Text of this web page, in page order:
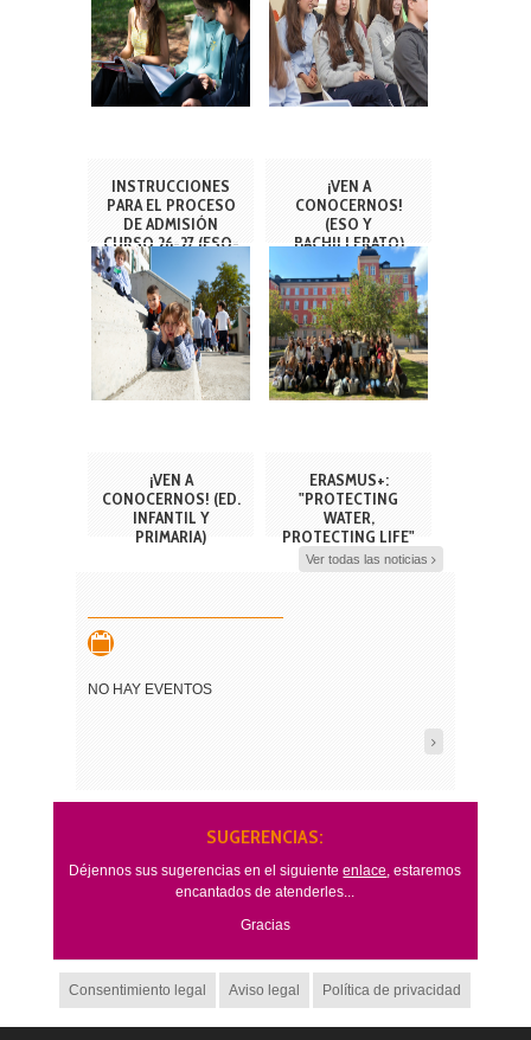
INSTRUCCIONES
PARA EL PROCESO
DE ADMISIÓN
CURSO 26-27 (ESO-
BACHILLERATO)
¡VEN A
CONOCERNOS!
(ESO Y
BACHILLERATO)
¡VEN A
CONOCERNOS! (ED.
INFANTIL Y
PRIMARIA)
ERASMUS+:
"PROTECTING
WATER,
PROTECTING LIFE"
Ver todas las noticias
NO HAY EVENTOS
SUGERENCIAS:
Déjennos sus sugerencias en el siguienteenlace, estaremos
encantados de atenderles...
Gracias
Consentimiento legal Aviso legal Política de privacidad